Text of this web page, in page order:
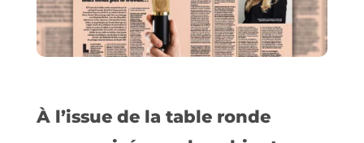
À l’issue de la table ronde